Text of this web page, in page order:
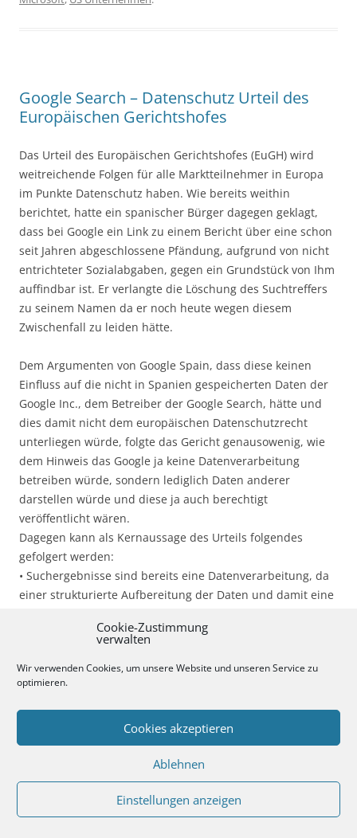
Cookie-Zustimmung
verwalten
Wir verwenden Cookies, um unsere Website und unseren Service zu
optimieren.
Cookies akzeptieren
Ablehnen
Einstellungen anzeigen
Google Search – Datenschutz Urteil des
Europäischen Gerichtshofes
Das Urteil des Europäischen Gerichtshofes (EuGH) wird
weitreichende Folgen für alle Marktteilnehmer in Europa
im Punkte Datenschutz haben. Wie bereits weithin
berichtet, hatte ein spanischer Bürger dagegen geklagt,
dass bei Google ein Link zu einem Bericht über eine schon
seit Jahren abgeschlossene Pfändung, aufgrund von nicht
entrichteter Sozialabgaben, gegen ein Grundstück von Ihm
auffindbar ist. Er verlangte die Löschung des Suchtreffers
zu seinem Namen da er noch heute wegen diesem
Zwischenfall zu leiden hätte.
Dem Argumenten von Google Spain, dass diese keinen
Einfluss auf die nicht in Spanien gespeicherten Daten der
Google Inc., dem Betreiber der Google Search, hätte und
dies damit nicht dem europäischen Datenschutzrecht
unterliegen würde, folgte das Gericht genausowenig, wie
dem Hinweis das Google ja keine Datenverarbeitung
betreiben würde, sondern lediglich Daten anderer
darstellen würde und diese ja auch berechtigt
veröffentlicht wären.
Dagegen kann als Kernaussage des Urteils folgendes
gefolgert werden:
• Suchergebnisse sind bereits eine Datenverarbeitung, da
einer strukturierte Aufbereitung der Daten und damit eine
Fall nicht gelten, außer in den engen Grenzen die
• Niederlassungen von ausländischen Unternehmen
unterliegen ja bereits seit längerem unstrittiger weise dem
europäischem, bzw. dem Datenschutzrecht des jeweiligen
Sitzlandes. Dies gilt erweitert nunmehr auch für die dort
angebotenen Daten, daher ist es zukünftig egal wo diese
gespeichert werden! Entscheidend ist das Kriterium ob die
gespeicherten Daten in den entsprechendem Land zu
geschäftlichen Zwecken genutzt werden.